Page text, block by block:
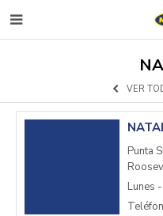

VER
Punta
Lunes